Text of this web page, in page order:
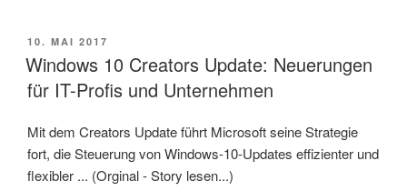
VERÖFFENTLICHT
AM
10. MAI 2017
Windows 10 Creators Update: Neuerungen
für IT-Profis und Unternehmen
Mit dem Creators Update führt Microsoft seine Strategie
fort, die Steuerung von Windows-10-Updates effizienter und
flexibler ... (Orginal - Story lesen...)